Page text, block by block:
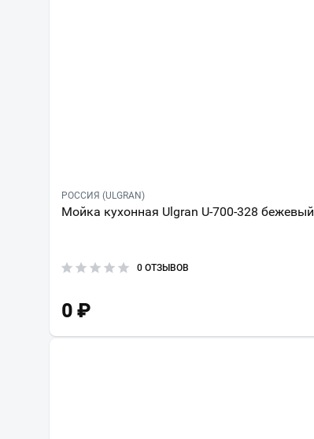
РОССИЯ (ULGRAN)
Мойка кухонная Ulgran U-700-328 бежевый
0 ОТЗЫВОВ
0 ₽